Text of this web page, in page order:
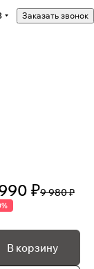
Заказать звонок
₽9 980 ₽
В корзину